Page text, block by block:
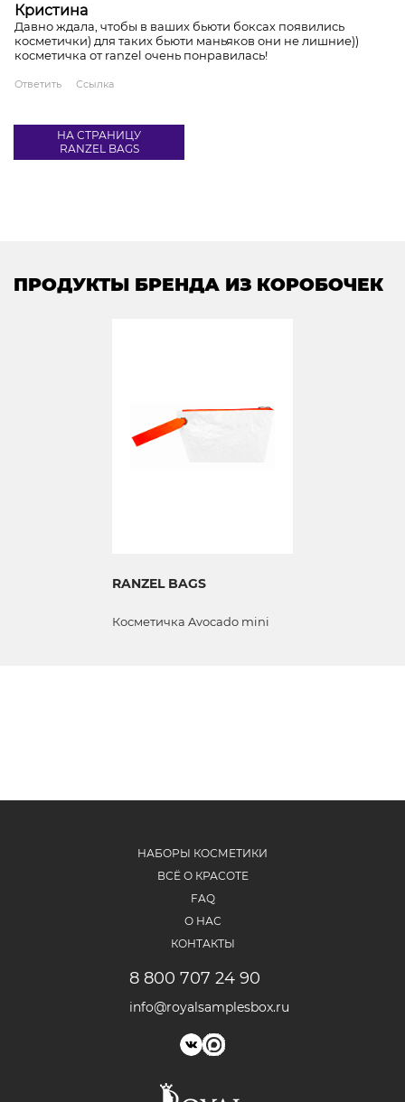
Кристина
Давно ждала, чтобы в ваших бьюти боксах появились
косметички) для таких бьюти маньяков они не лишние))
косметичка от ranzel очень понравилась!
Ответить Ссылка
НА СТРАНИЦУ
RANZEL BAGS
ПРОДУКТЫ БРЕНДА ИЗ КОРОБОЧЕК
RANZEL BAGS
Косметичка Avocado mini
НАБОРЫ КОСМЕТИКИ
ВСЁ О КРАСОТЕ
FAQ
О НАС
КОНТАКТЫ
8 800 707 24 90
info@royalsamplesbox.ru